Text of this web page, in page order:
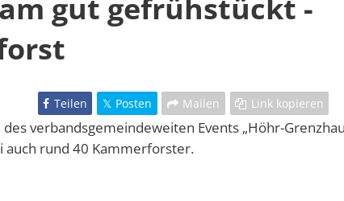
gut gefrühstückt -
Teilen Posten Mailen Link kopieren
des verbandsgemeindeweiten Events „Höhr-
auch rund 40 Kammerforster.